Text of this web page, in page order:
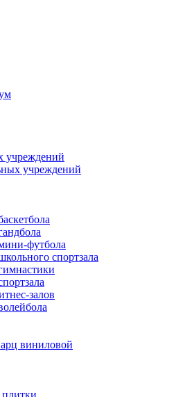
учреждений
учреждений
футбола
спортзала
залов
виниловой